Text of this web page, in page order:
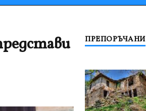
ПРЕПОРЪЧАНИ